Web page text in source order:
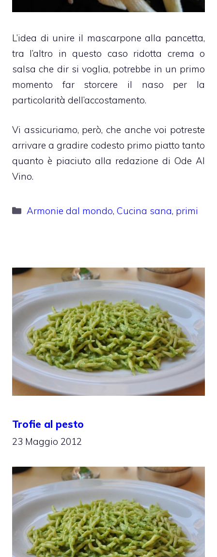
L’idea di unire il mascarpone alla pancetta,
tra l’altro in questo caso ridotta crema o
salsa che dir si voglia, potrebbe in un primo
momento far storcere il naso per la
particolarità dell’accostamento.
Vi assicuriamo, però, che anche voi potreste
arrivare a gradire codesto primo piatto tanto
quanto è piaciuto alla redazione di Ode Al
Vino.
Categorie
Armonie dal mondo,Cucina sana, primi
Trofie al pesto
23 Maggio 2012